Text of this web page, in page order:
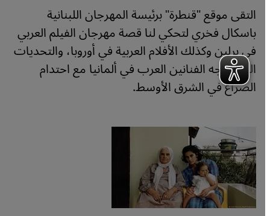
التقى موقع "قنطرة" برئيسة المهرجان اللبنانية
باسكال فخري لتحكي لنا قصة مهرجان الفيلم العربي
في برلين وكذلك الأفلام العربية في أوروبا، والتحديات
التي تواجه الفنانين العرب في ألمانيا مع احتدام
الصراع في الشرق الأوسط.